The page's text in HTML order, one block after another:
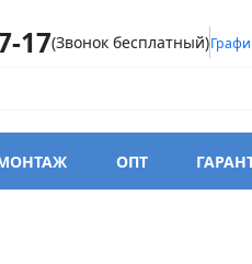
17(Звонок бесплатный)
ОПТ
Z-203